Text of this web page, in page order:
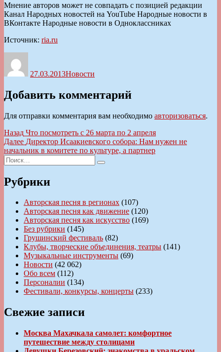
Мнение авторов может не совпадать с позицией редакции
Канал Народных новостей на YouTube Народные новости в
ВКонтакте Народные новости в Одноклассниках
Источник: ria.ru
27.03.2013Новости
Добавить комментарий
Для отправки комментария вам необходимо авторизоваться.
Навигация
по
записям
Назад Предыдущая
запись:
Что посмотреть с 26 марта по 2 апреля
Далее Следующая
запись:
Директор Исаакиевского собора: Нам нужен не
начальник в комитете по культуре, а партнер
Искать:
Поиск
Рубрики
Авторская песня в регионах (107)
Авторская песня как движение (120)
Авторская песня как искусство (169)
Без рубрики (145)
Грушинский фестиваль (82)
Клубы, творческие объединения, театры (141)
Музыкальные инструменты (69)
Новости (42 062)
Обо всем (112)
Персоналии (134)
Фестивали, конкурсы, концерты (233)
Свежие записи
Москва Махачкала самолет: комфортное
путешествие между столицами